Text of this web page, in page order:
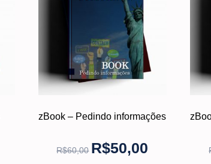
zBook – Pedindo informações
R$60,00 R$50,00